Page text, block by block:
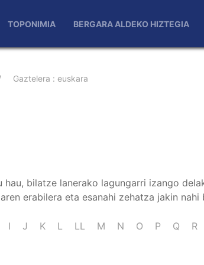
TOPONIMIA BERGARA ALDEKO HIZTEGIA
Gaztelera : euskara
bilatze lanerako lagungarri izango
erabilera eta esanahi zehatza jakin nahi
I J K L LL M N O P Q R